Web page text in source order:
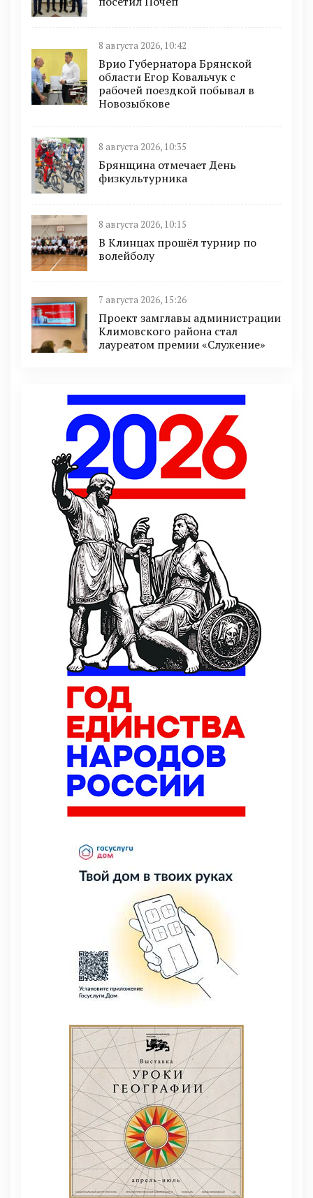
8 августа 2026, 10:42
Врио Губернатора Брянской
области Егор Ковальчук с
рабочей поездкой побывал в
Новозыбкове
8 августа 2026, 10:35
Брянщина отмечает День
физкультурника
8 августа 2026, 10:15
В Клинцах прошёл турнир по
волейболу
7 августа 2026, 15:26
Проект замглавы администрации
Климовского района стал
лауреатом премии «Служение»